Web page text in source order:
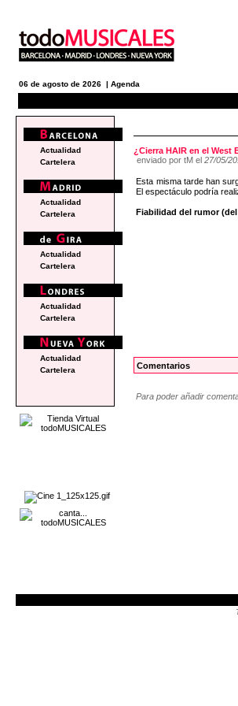
06 de agosto de 2026 | Agenda
¿Cierra HAIR en el West
enviado por tM el27/05/
Esta misma tarde han
El espectáculo podría
Fiabilidad del rumor (del
Comentarios
Para poder añadir
Actualidad
Cartelera
Actualidad
Cartelera
Actualidad
Cartelera
Actualidad
Cartelera
Actualidad
Cartelera